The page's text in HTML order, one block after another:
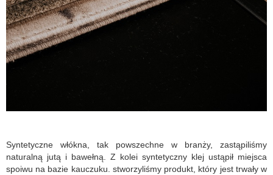
Syntetyczne włókna, tak powszechne w branży, zastąpiliśmy
naturalną jutą i bawełną. Z kolei syntetyczny klej ustąpił miejsca
spoiwu na bazie kauczuku. stworzyliśmy produkt, który jest trwały w